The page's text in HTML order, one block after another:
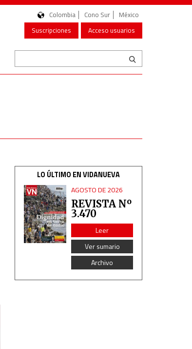
Colombia Cono Sur
México
Suscripciones
Acceso usuarios
LO ÚLTIMO EN VIDANUEVA
AGOSTO DE 2026
REVISTA Nº
3.470
Leer
Ver sumario
Archivo